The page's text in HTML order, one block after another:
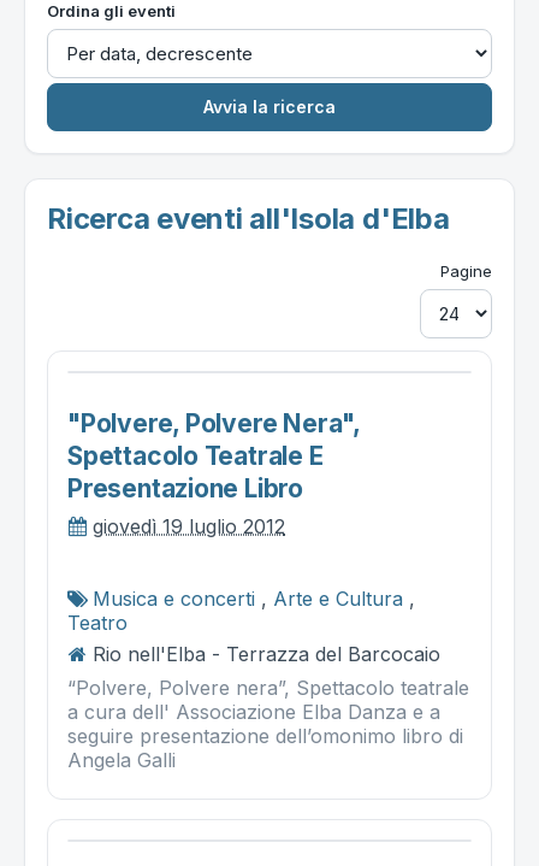
Ordina gli eventi
Ricerca eventi all'Isola d'Elba
Pagine
"polvere, Polvere Nera",
Spettacolo Teatrale E
Presentazione Libro
giovedì 19 luglio 2012
Musica e concerti , Arte e Cultura ,
Teatro
Rio nell'Elba - Terrazza del Barcocaio
“Polvere, Polvere nera”, Spettacolo teatrale
a cura dell' Associazione Elba Danza e a
seguire presentazione dell’omonimo libro di
Angela Galli